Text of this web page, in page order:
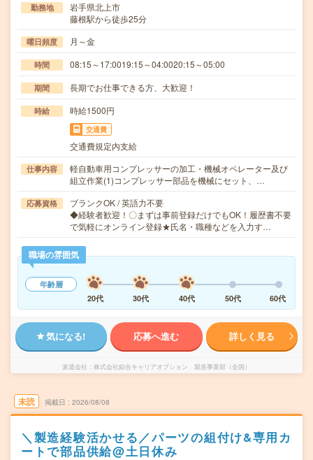
勤務地
岩手県北上市
藤根駅から徒歩25分
曜日頻度 月～金
時間 08:15～17:0019:15～04:0020:15～05:00
期間 長期でお仕事できる方、大歓迎！
時給 時給1500円
交通費
交通費規定内支給
仕事内容
軽自動車用コンプレッサーの加工・機械オペレーター及び
組立作業(1)コンプレッサー部品を機械にセット、…
応募資格
ブランクOK / 英語力不要
◆経験者歓迎！〇まずは事前登録だけでもOK！履歴書不要
で気軽にオンライン登録★氏名・職種などを入力す…
職場の雰囲気
年齢層
20代
30代 40代 50代 60代
気になる! 応募へ進む 詳しく見る
派遣会社 株式会社綜合キャリアオプション 製造事業部（全国）
未読 掲載日 2026/08/08
＼製造経験活かせる／パーツの組付け&専用カ
ートで部品供給@土日休み